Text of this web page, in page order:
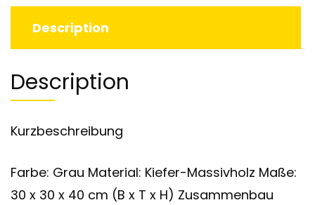
Description
Description
Kurzbeschreibung
Farbe: Grau Material: Kiefer-Massivholz Maße:
30 x 30 x 40 cm (B x T x H) Zusammenbau